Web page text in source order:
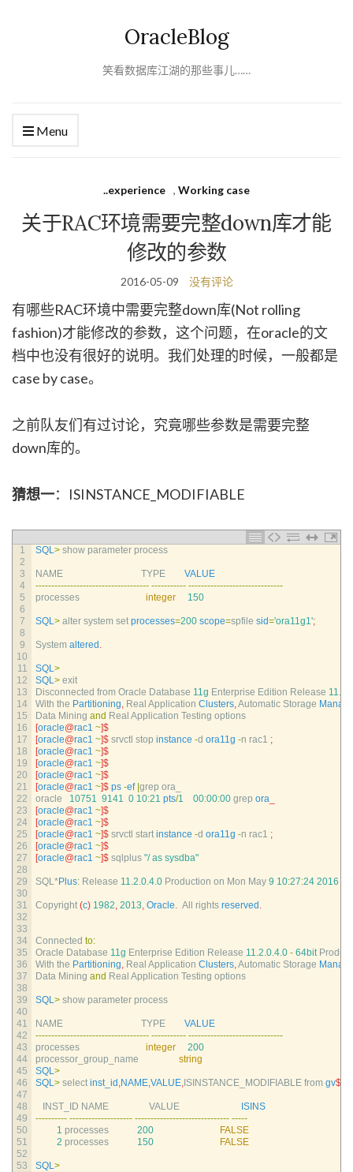
OracleBlog
笑看数据库江湖的那些事儿……
Menu
..experience , Working case
关于RAC环境需要完整down库才能
修改的参数
2016-05-09 没有评论
有哪些RAC环境中需要完整down库(Not rolling
fashion)才能修改的参数，这个问题，在oracle的文
档中也没有很好的说明。我们处理的时候，一般都是
case by case。
之前队友们有过讨论，究竟哪些参数是需要完整
down库的。
猜想一：ISINSTANCE_MODIFIABLE
1
2
3
4
5
6
7
8
9
10
11
12
13
14
15
16
17
18
19
20
21
22
23
24
25
26
27
28
29
30
31
32
33
34
35
36
37
38
39
40
41
42
43
44
45
46
47
48
49
50
51
52
53
SQL> show parameter process
NAME TYPE VALUE
------------------------------------ ----------- ------------------------------
processes integer 150
SQL> alter system set processes=200 scope=spfile sid='ora11g1';
System altered .
SQL>
SQL> exit
Disconnected from Oracle Database 11g Enterprise Edition Release
With the Partitioning, Real Application Clusters,Automatic Storage
Data Mining and Real Application Testing options
[oracle@rac1 ~]$
[oracle@rac1 ~]$ srvctl stop instance -d ora11g -n rac1 ;
[oracle@rac1 ~]$
[oracle@rac1 ~]$
[oracle@rac1 ~]$
[oracle@rac1 ~]$ ps -ef grep ora_
oracle
10751 9141 0 10:21 pts/1 00:00:00 grep ora
[oracle@rac1 ~]$
[oracle@rac1 ~]$
[oracle@rac1 ~]$ srvctl start instance -d ora11g -n rac1 ;
[oracle@rac1 ~]$
[oracle@rac1 ~]$ sqlplus "/ as sysdba"
SQL*Plus: Release 11.2.0.4.0 Production on Mon May 9 10:27:24 2016
Copyright (c) 1982, 2013, Oracle. All rights reserved .
Connected to:
Oracle Database 11g Enterprise Edition Release 11.2.0.4.0 - 64bit
With the Partitioning, Real Application Clusters,Automatic Storage
Data Mining and Real Application Testing options
SQL> show parameter process
NAME TYPE VALUE
------------------------------------ ----------- ------------------------------
processes integer
200
processor_group_name string
SQL>
SQL> select inst_id ,NAME,VALUE, ISINSTANCE_MODIFIABLE from gv$
INST_ID NAME VALUE
ISINS
---------- -------------------- ------------------------------ -----
1 processes 200
FALSE
2 processes 150 FALSE
SQL>